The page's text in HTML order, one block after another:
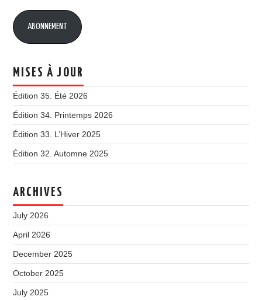
ABONNEMENT
MISES À JOUR
Édition 35. Été 2026
Édition 34. Printemps 2026
Édition 33. L’Hiver 2025
Édition 32. Automne 2025
ARCHIVES
July 2026
April 2026
December 2025
October 2025
July 2025